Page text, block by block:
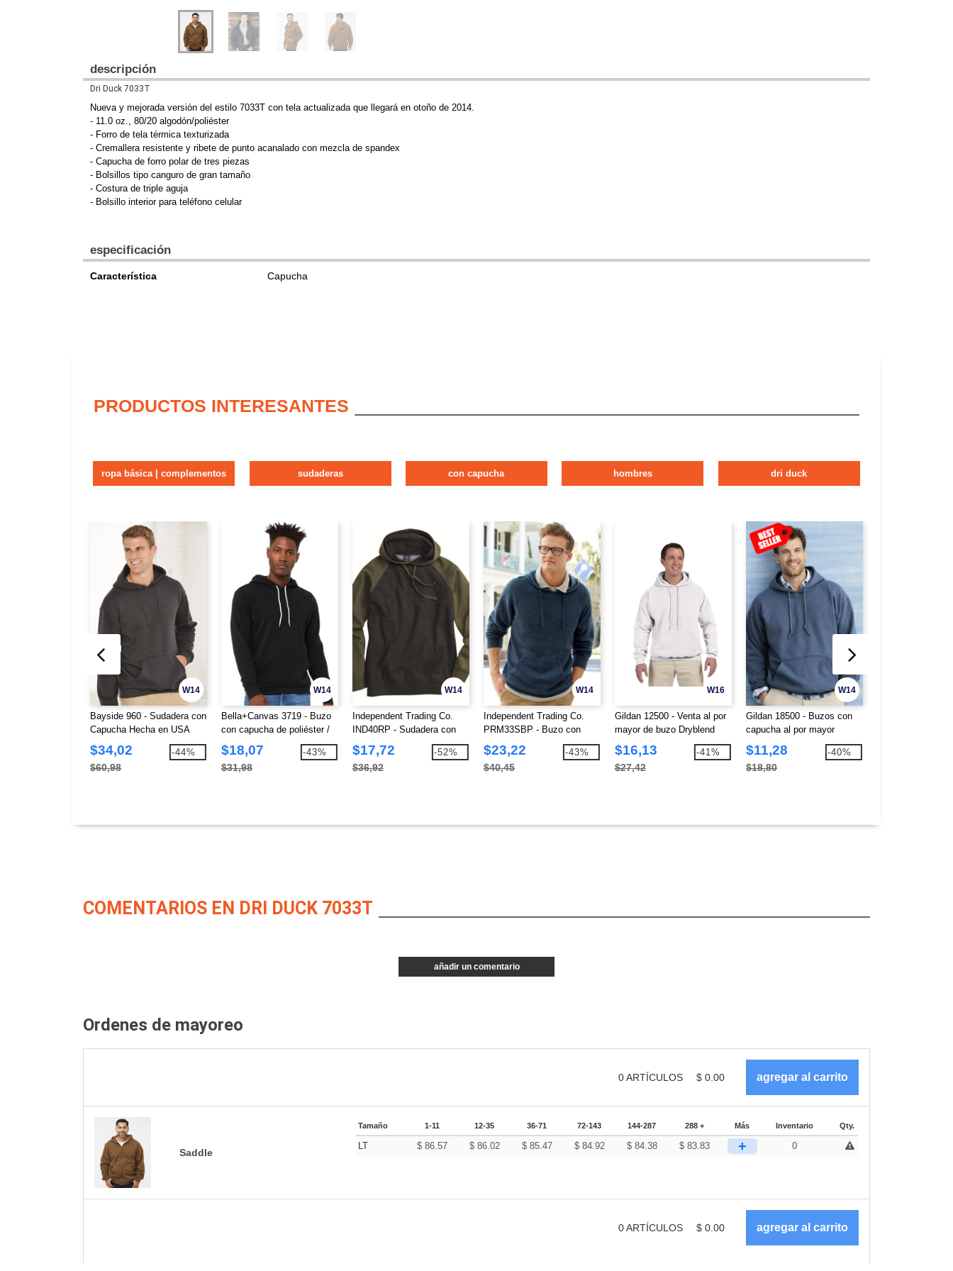
descripción
Dri Duck 7033T
Nueva y mejorada versión del estilo 7033T con tela actualizada que llegará en otoño de 2014.
- 11.0 oz., 80/20 algodón/poliéster
- Forro de tela térmica texturizada
- Cremallera resistente y ribete de punto acanalado con mezcla de spandex
- Capucha de forro polar de tres piezas
- Bolsillos tipo canguro de gran tamaño
- Costura de triple aguja
- Bolsillo interior para teléfono celular
especificación
Característica Capucha
PRODUCTOS INTERESANTES
ropa básica | complementos sudaderas con capucha hombres dri duck
W14
Bayside 960 - Sudadera con
Capucha Hecha en USA
$34,02
$60,98
-44%
W14
Bella+Canvas 3719 - Buzo
con capucha de poliéster /
algodón unisex
$18,07
$31,98
-43%
W14
Independent Trading Co.
IND40RP - Sudadera con
capucha Raglan
$17,72
$36,92
-52%
W14
Independent Trading Co.
PRM33SBP - Buzo con
capucha con mangas
Raglan de mezcla especial
unisex
$23,22
$40,45
-43%
W16
Gildan 12500 - Venta al por
mayor de buzo Dryblend
con capucha
$16,13
$27,42
-41%
W14
Gildan 18500 - Buzos con
capucha al por mayor
$11,28
$18,80
-40%
COMENTARIOS EN DRI DUCK 7033T
añadir un comentario
Ordenes de mayoreo
0ARTÍCULOS $ 0.00
Saddle
Tamaño 1-11 12-35 36-71 72-143 144-287 288 + Más Inventario Qty.
LT $ 86.57 $ 86.02 $ 85.47 $ 84.92 $ 84.38 $83.83 + 0
0ARTÍCULOS $ 0.00